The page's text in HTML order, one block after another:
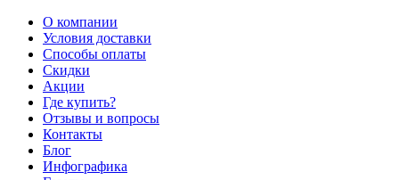
О компании
Условия доставки
Способы оплаты
Скидки
Акции
Где купить?
Отзывы и вопросы
Контакты
Блог
Инфографика